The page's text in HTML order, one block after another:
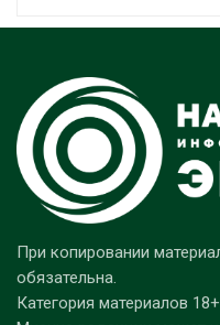
При копировании
обязательна.
Категория материалов 18+